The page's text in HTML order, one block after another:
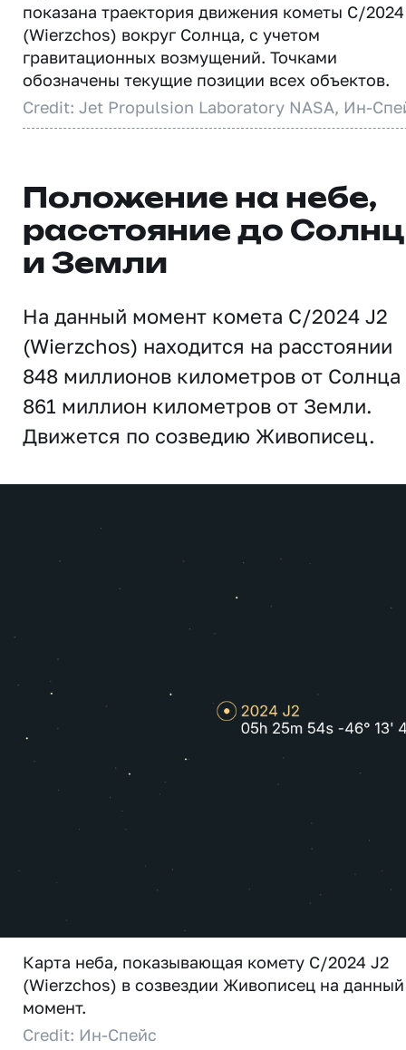
показана траектория движения кометы C/
(Wierzchos) вокруг Солнца, с учетом
гравитационных возмущений. Точками
обозначены текущие позиции всех объектов.
Credit: Jet Propulsion Laboratory NASA, Ин-
Положение на небе,
расстояние до
и Земли
На данный момент комета C/2024 J2
(Wierzchos) находится на расстоянии
848 миллионов километров от Солнца
861 миллион километров от Земли.
Движется по созведию Живописец.
Карта неба, показывающая комету C/2024 J2
(Wierzchos) в созвездии Живописец на данный
момент.
Credit: Ин-Спейс